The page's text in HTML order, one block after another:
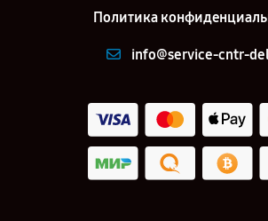
Политика
info@service-cntr-